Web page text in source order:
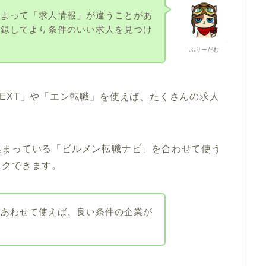
ふりーだむ
って「求人情報」が違うことがあ
してより条件のいい求人を見つけ
」や「エン転職」を使えば、たくさんの求人
っている「ビルメン転職ナビ」を合わせて使う
できます。
わせて使えば、良い条件の企業が